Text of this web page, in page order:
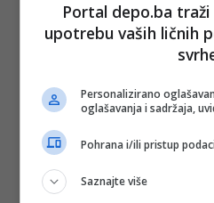
Portal depo.ba
upotrebu vaših ličnih
Personalizirano
oglašavanja i sadržaja,
Pohrana i/ili pristup
Saznajte više